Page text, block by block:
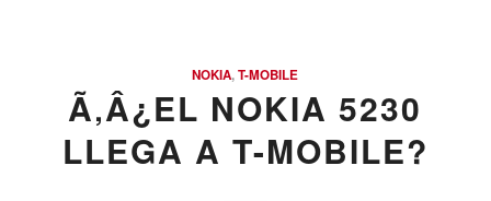
NOKIA,T-MOBILE
Ã‚Â¿EL NOKIA 5230
LLEGA A T-MOBILE?